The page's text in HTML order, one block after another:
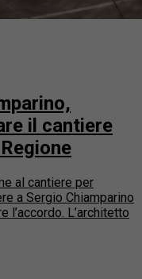
il cantiere
al cantiere per
a Sergio Chiamparino
l’accordo. L’architetto